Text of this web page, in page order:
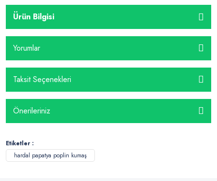
Ürün Bilgisi
Yorumlar
Taksit Seçenekleri
Önerileriniz
Etiketler :
hardal papatya poplin kumaş